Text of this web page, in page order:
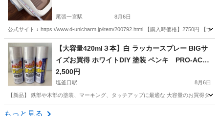
尾張一宮駅 8月6日
公式サイト ↓ https://www.d-unicharm.jp/item/200792.html 【購入時価格】2750円 【サ
愛知 一宮市 尾張一宮駅 その他
【大容量420ml３本】白 ラッカースプレー BIGサ
イズお買得 ホワイトDIY 塗装 ペンキ PRO-ACT
鉄部 木部 マーキング タッチアップ
2,500円
塩釜口駅 8月6日
【新品】 鉄部や木部の塗装、マーキング、タッチアップに最適な 大容量のお買得
愛知 名古屋市
もっと見る